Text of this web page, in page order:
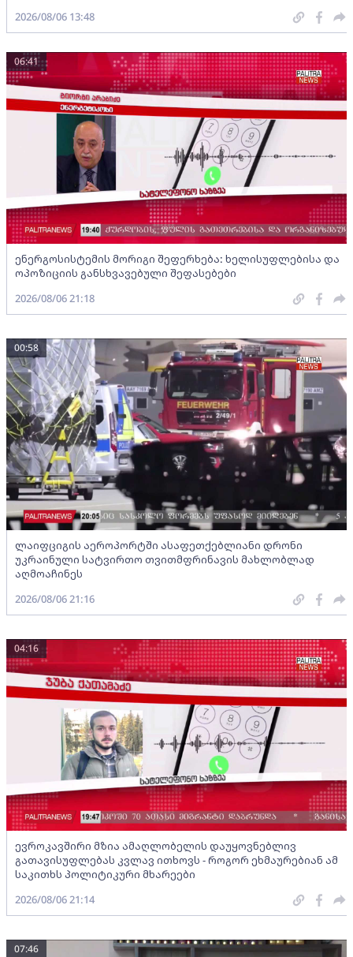
2026/08/06 13:48
ენერგოსისტემის მორიგი შეფერხება: ხელისუფლებისა და
ოპოზიციის განსხვავებული შეფასებები
06:41
2026/08/06 21:18
ლაიფციგის აეროპორტში ასაფეთქებლიანი დრონი
უკრაინული სატვირთო თვითმფრინავის მახლობლად
აღმოაჩინეს
00:58
2026/08/06 21:16
ევროკავშირი მზია ამაღლობელის დაუყოვნებლივ
გათავისუფლებას კვლავ ითხოვს - როგორ ეხმაურებიან ამ
საკითხს პოლიტიკური მხარეები
04:16
2026/08/06 21:14
07:46